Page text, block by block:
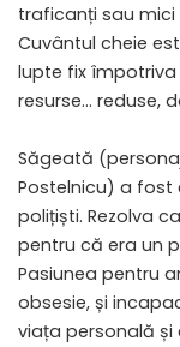
traficanți sau
Cuvântul cheie
lupte fix împotriva
resurse… reduse,
Săgeată
Postelnicu) a fost
polițiști. Rezolva
pentru că era un
Pasiunea pentru
obsesie, și
viața personală